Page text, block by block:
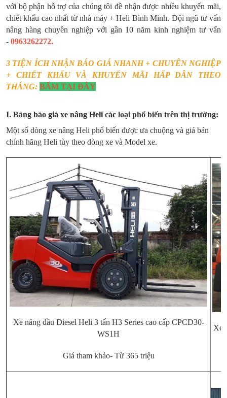
với bộ phận hỗ trợ của chúng tôi đề nhận được nhiều khuyến mãi,
chiết khấu cao nhất từ nhà máy + Heli Bình Minh. Đội ngũ tư vấn
nâng hàng chuyên nghiệp với gần 10 năm kinh nghiệm tư vấn
- 0963262272.
3 TIỆN ÍCH NHẬN BÁO GIÁ NHANH + CHUYÊN NGHIỆP
+ CHIẾT KHẤU VÀ KHUYẾN MÃI HẤP DẪN THEO
THÁNG: BẤM TẠI ĐÂY
I. Bảng báo giá xe nâng Heli các loại phổ biến trên thị trường:
Một số dòng xe nâng Heli phổ biến được ưa chuộng và giá bán
chính hãng Heli tùy theo dòng xe và Model xe.
Xe nâng dầu Diesel Heli 3 tấn H3 Series cao cấp CPCD30-
WS1H
Giá tham khảo- Từ 365 triệu
Xe